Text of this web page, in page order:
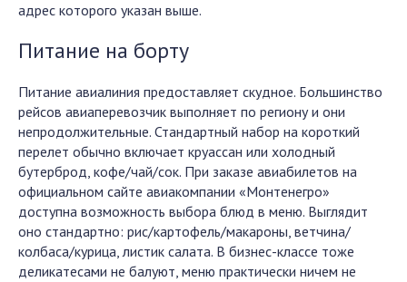
адрес которого указан выше.
Питание на борту
Питание авиалиния предоставляет скудное. Большинство
рейсов авиаперевозчик выполняет по региону и они
непродолжительные. Стандартный набор на короткий
перелет обычно включает круассан или холодный
бутерброд, кофе/чай/сок. При заказе авиабилетов на
официальном сайте авиакомпании «Монтенегро»
доступна возможность выбора блюд в меню. Выглядит
оно стандартно: рис/картофель/макароны, ветчина/
колбаса/курица, листик салата. В бизнес-классе тоже
деликатесами не балуют, меню практически ничем не